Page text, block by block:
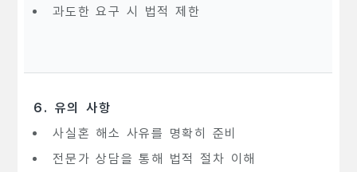
과도한 요구 시 법적 제한
6. 유의 사항
사실혼 해소 사유를 명확히 준비
전문가 상담을 통해 법적 절차 이해